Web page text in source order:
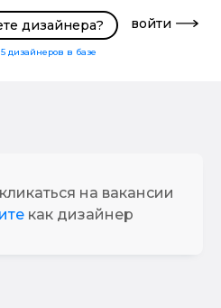
дизайнера?
дизайнеров в базе
войти
на вакансии
как дизайнер